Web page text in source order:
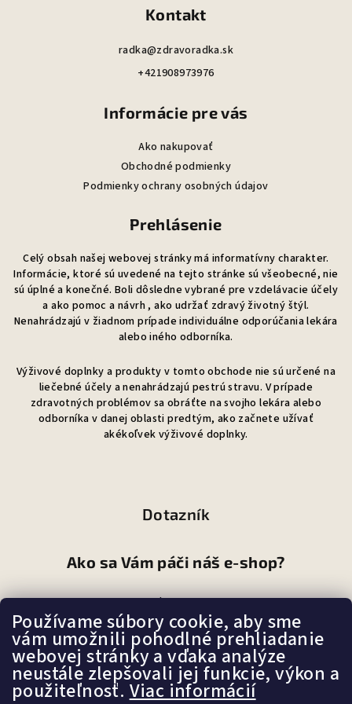
Používame súbory cookie, aby sme
vám umožnili pohodlné prehliadanie
webovej stránky a vďaka analýze
neustále zlepšovali jej funkcie, výkon a
použiteľnosť.Viac informácií
Kontakt
radka@zdravoradka.sk
+421908973976
Informácie pre vás
Ako nakupovať
Obchodné podmienky
Podmienky ochrany osobných údajov
Prehlásenie
Celý obsah našej webovej stránky má informatívny charakter.
Informácie, ktoré sú uvedené na tejto stránke sú všeobecné, nie
sú úplné a konečné. Boli dôsledne vybrané pre vzdelávacie účely
a ako pomoc a návrh , ako udržať zdravý životný štýl.
Nenahrádzajú v žiadnom prípade individuálne odporúčania lekára
alebo iného odborníka.
Výživové doplnky a produkty v tomto obchode nie sú určené na
liečebné účely a nenahrádzajú pestrú stravu. V prípade
zdravotných problémov sa obráťte na svojho lekára alebo
odborníka v danej oblasti predtým, ako začnete užívať
akékoľvek výživové doplnky.
Dotazník
Ako sa Vám páči náš e-shop?
Veľmi pekný
(87%)
Ujde to
(7%)
Nepáči sa mi
(6%)